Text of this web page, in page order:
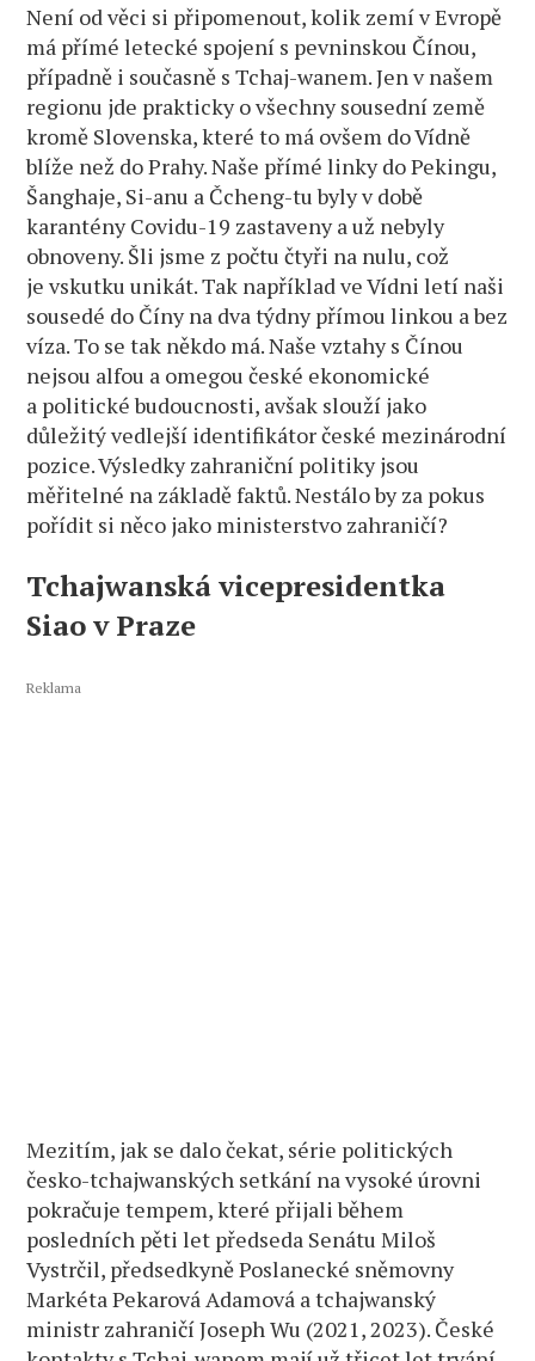
Není od věci si připomenout, kolik zemí v Evropě
má přímé letecké spojení s pevninskou Čínou,
případně i současně s Tchaj-wanem. Jen v našem
regionu jde prakticky o všechny sousední země
kromě Slovenska, které to má ovšem do Vídně
blíže než do Prahy. Naše přímé linky do Pekingu,
Šanghaje, Si-anu a Čcheng-tu byly v době
karantény Covidu-19 zastaveny a už nebyly
obnoveny. Šli jsme z počtu čtyři na nulu, což
je vskutku unikát. Tak například ve Vídni letí naši
sousedé do Číny na dva týdny přímou linkou a bez
víza. To se tak někdo má. Naše vztahy s Čínou
nejsou alfou a omegou české ekonomické
a politické budoucnosti, avšak slouží jako
důležitý vedlejší identifikátor české mezinárodní
pozice. Výsledky zahraniční politiky jsou
měřitelné na základě faktů. Nestálo by za pokus
pořídit si něco jako ministerstvo zahraničí?
Tchajwanská vicepresidentka
Siao v Praze
Reklama
Mezitím, jak se dalo čekat, série politických
česko-tchajwanských setkání na vysoké úrovni
pokračuje tempem, které přijali během
posledních pěti let předseda Senátu Miloš
Vystrčil, předsedkyně Poslanecké sněmovny
Markéta Pekarová Adamová a tchajwanský
ministr zahraničí Joseph Wu (2021, 2023). České